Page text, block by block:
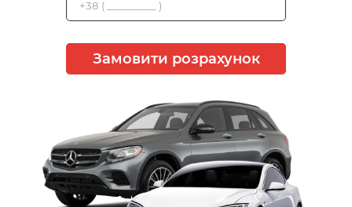
Замовити розрахунок